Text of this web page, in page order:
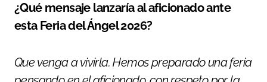
¿Qué mensaje lanzaría al aficionado ante
esta Feria del Ángel 2026?
Que venga a vivirla. Hemos preparado una feria